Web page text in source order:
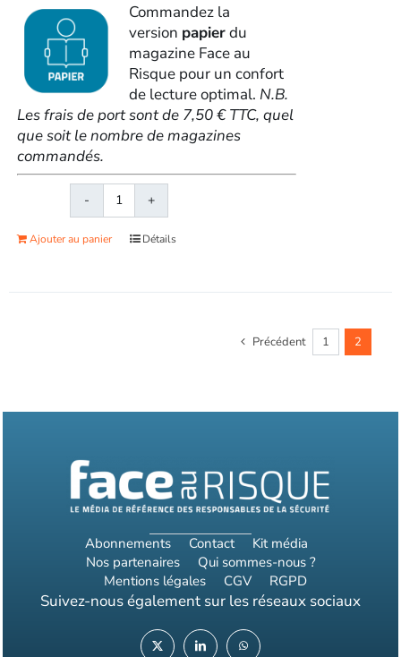
Commandez la
version papierdu
magazine Face au
Risque pour un confort
de lecture optimal. N.B.
Les frais de port sont de 7,50 € TTC, quel
que soit le nombre de magazines
commandés.
quantité
de
Face
2022-
Ajouter au panier Détails
Précédent 1 2
Abonnements Contact
Kit média
Nos partenaires
Qui sommes-nous ?
Mentions légales
CGV RGPD
Suivez-nous également sur les réseaux sociaux